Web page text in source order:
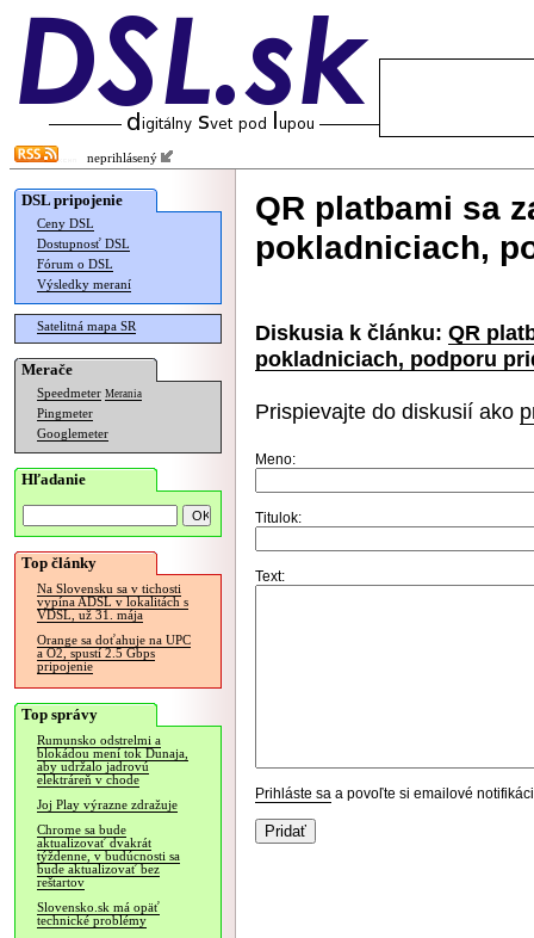
neprihlásený
DSL pripojenie
Ceny DSL
Dostupnosť DSL
Fórum o DSL
Výsledky meraní
Satelitná mapa SR
Merače
Speedmeter Merania
Pingmeter
Googlemeter
Hľadanie
Top články
Na Slovensku sa v tichosti
vypína ADSL v lokalitách s
VDSL, už 31. mája
Orange sa doťahuje na UPC
a O2, spustí 2.5 Gbps
pripojenie
Top správy
Rumunsko odstrelmi a
blokádou mení tok Dunaja,
aby udržalo jadrovú
elektráreň v chode
Joj Play výrazne zdražuje
Chrome sa bude
aktualizovať dvakrát
týždenne, v budúcnosti sa
bude aktualizovať bez
reštartov
Slovensko.sk má opäť
technické problémy
QR platbami sa
pokladniciach,
Diskusia k článku: QR
pokladniciach, podporu
Prispievajte do diskusií ako
Meno:
Titulok:
Text:
Prihláste sa a povoľte si emailové